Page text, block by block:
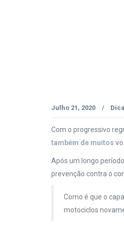
Julho 21, 2020 /
Com o progressivo
também de muitos
Após um longo
prevenção contra o
Como é que o
motociclos